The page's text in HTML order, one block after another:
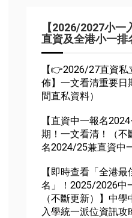
【2026/2027小
直資及全港小一排
【👉2026/27直資
佈】一文看清重要日
間直私資料）
【直資中一報名
期！一文看清！（不
名2024/25兼直資中
【即時查看「全港
名」！2025/2026中
（不斷更新）】中
入學統一派位資訊攻